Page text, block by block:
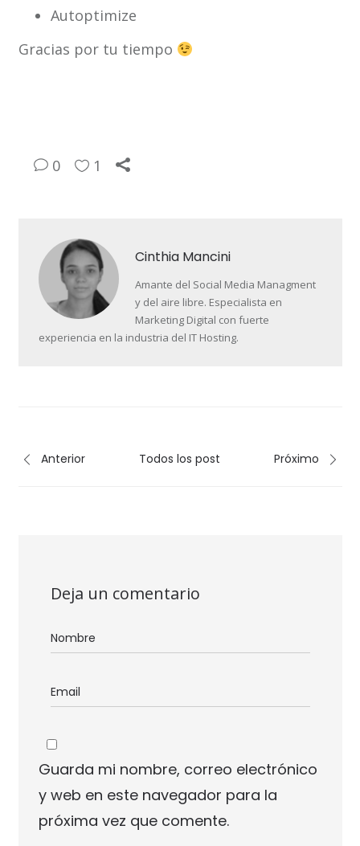
Autoptimize
Gracias por tu tiempo
0 1
Cinthia Mancini
Amante del Social Media Managment
y del aire libre. Especialista en
Marketing Digital con fuerte
experiencia en la industria del IT Hosting.
Anterior Todos los post Próximo
Deja un comentario
Guarda mi nombre, correo electrónico
y web en este navegador para la
próxima vez que comente.